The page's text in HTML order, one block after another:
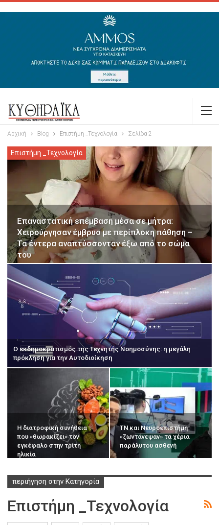
Αρχική Blog Επιστήμη _Τεχνολογία Σελίδα 2
Επιστήμη _Τεχνολογία
Επαναστατική επέμβαση μέσα σε μήτρα:
Χειρούργησαν έμβρυο με περίπλοκη πάθηση –
Τα έντερα αναπτύσσονταν έξω από το σώμα
του
Ο εκδημοκρατισμός της Τεχνητής Νοημοσύνης: η μεγάλη
πρόκληση για την Αυτοδιοίκηση
Η διατροφική συνήθεια
που «θωρακίζει» τον
εγκέφαλο στην τρίτη
ηλικία
ΤΝ και Νευροεπιστήμη
«ζωντάνεψαν» τα χέρια
παράλυτου ασθενή
περιήγηση στην Κατηγορία
Επιστήμη _Τεχνολογία